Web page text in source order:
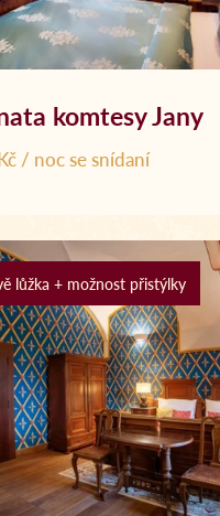
komtesy Jany
/ noc se snídaní
lůžka + možnost přistýlky